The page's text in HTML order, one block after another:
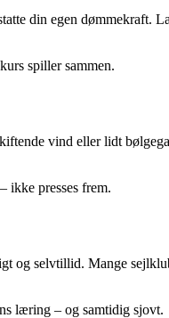
din egen dømmekraft.
spiller sammen.
vind eller lidt
ikke presses frem.
og selvtillid. Mange
læring – og samtidig sjovt.